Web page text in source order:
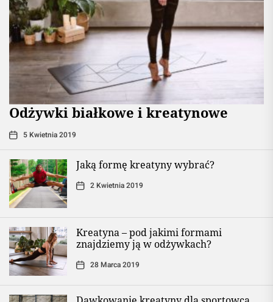
Odżywki białkowe i kreatynowe
5 Kwietnia 2019
Jaką formę kreatyny wybrać?
2 Kwietnia 2019
Kreatyna – pod jakimi formami
znajdziemy ją w odżywkach?
28 Marca 2019